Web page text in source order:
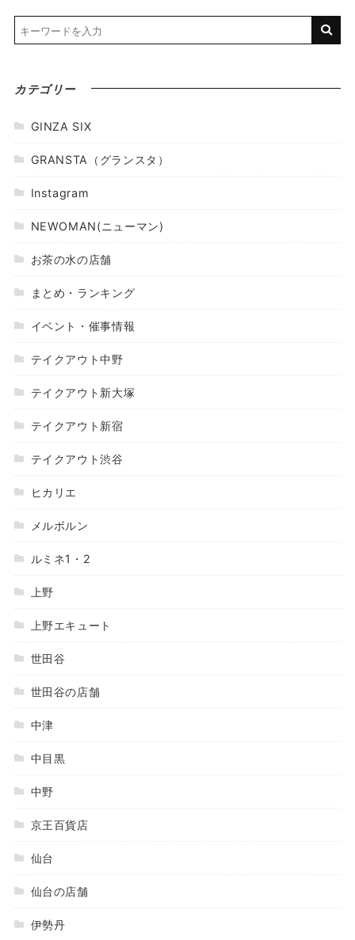
カテゴリー
GINZA SIX
GRANSTA（グランスタ）
Instagram
NEWOMAN(ニューマン)
お茶の水の店舗
まとめ・ランキング
イベント・催事情報
テイクアウト中野
テイクアウト新大塚
テイクアウト新宿
テイクアウト渋谷
ヒカリエ
メルボルン
ルミネ1・2
上野
上野エキュート
世田谷
世田谷の店舗
中津
中目黒
中野
京王百貨店
仙台
仙台の店舗
伊勢丹